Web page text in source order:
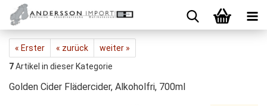
« Erster « zurück
weiter »
7Artikel in dieser Kategorie
Golden Cider Flädercider, Alkoholfri, 700ml